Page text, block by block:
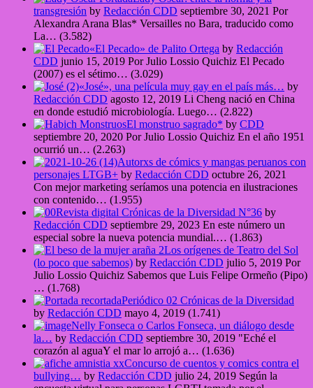
transgresión by Redacción CDD septiembre 30, 2021 Por
Alexandra Arana Blas* Versailles no Bara, traducido como
La… (3.582)
«El Pecado» de Palito Ortega by Redacción
CDD junio 15, 2019 Por Julio Lossio Quichiz El Pecado
(2007) es el sétimo… (3.029)
«José», una película muy gay en el país más… by
Redacción CDD agosto 12, 2019 Li Cheng nació en China
en donde estudió microbiología. Luego… (2.822)
El monstruo sagrado* by CDD
septiembre 20, 2020 Por Julio Lossio Quichiz En el año 1951
ocurrió un… (2.263)
Autorxs de cómics y mangas peruanos con
personajes LTGB+ by Redacción CDD octubre 26, 2021
Con mejor marketing seríamos una potencia en ilustraciones
con contenido… (1.955)
Revista digital Crónicas de la Diversidad N°36 by
Redacción CDD septiembre 29, 2023 En este número un
especial sobre la nueva potencia mundial.… (1.863)
Los orígenes de Teatro del Sol
(lo poco que sabemos) by Redacción CDD julio 5, 2019 Por
Julio Lossio Quichiz Sabemos que Luis Felipe Ormeño (Pipo)
… (1.768)
Periódico 02 Crónicas de la Diversidad
by Redacción CDD mayo 4, 2019 (1.741)
Nelly Fonseca o Carlos Fonseca, un diálogo desde
la… by Redacción CDD septiembre 30, 2019 "Eché el
corazón al aguaY el mar lo arrojó a… (1.636)
Concurso de cuentos y comics contra el
bullying… by Redacción CDD julio 24, 2019 Según la